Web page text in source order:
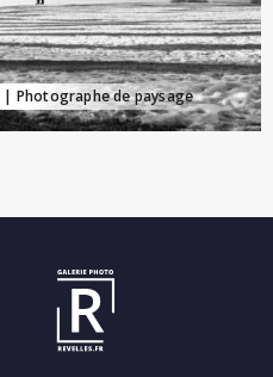
| Photographe de paysage